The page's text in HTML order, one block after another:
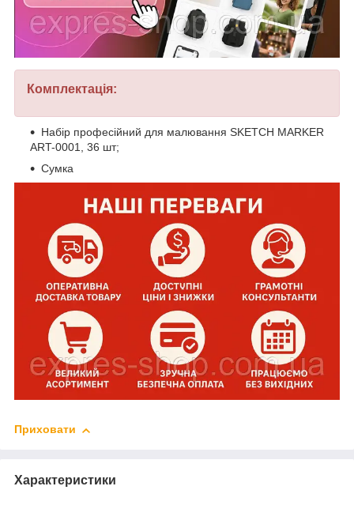
Комплектація:
Набір професійний для малювання SKETCH MARKER
ART-0001, 36 шт;
Сумка
Приховати
Характеристики